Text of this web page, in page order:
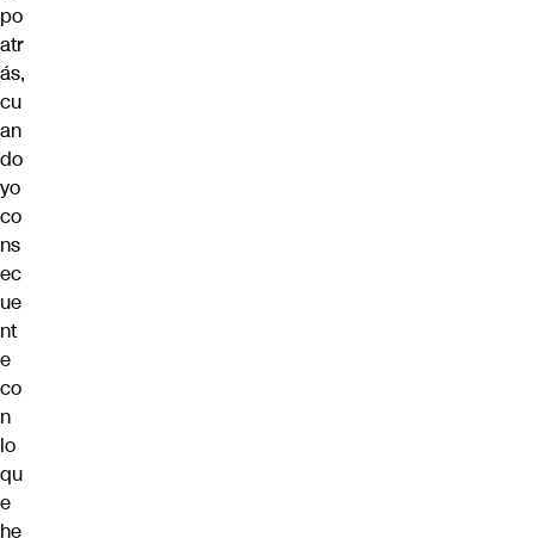
po
atr
ás,
cu
an
do
yo
co
ns
ec
ue
nt
e
co
n
lo
qu
e
he